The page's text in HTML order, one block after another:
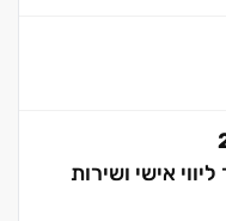
אישי ושירות